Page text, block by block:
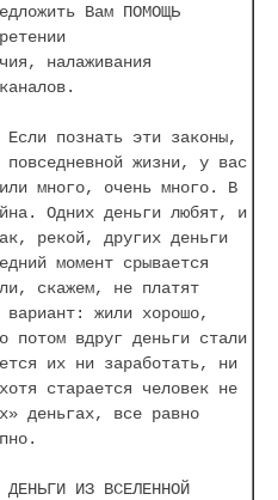
Вам ПОМОЩЬ
налаживания
познать эти законы,
повседневной жизни, у вас
много, очень много. В
Одних деньги любят, и
рекой, других деньги
момент срывается
скажем, не платят
жили хорошо,
потом вдруг деньги стали
их ни заработать, ни
старается человек не
деньгах, все равно
ИЗ ВСЕЛЕННОЙ